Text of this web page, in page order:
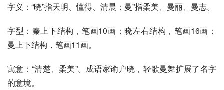
字义：“晓”指天明、懂得、清晨；曼”指柔美、曼丽、曼志。
字型：秦上下结构，笔画10画；晓左右结构，笔画16画；
曼上下结构，笔画11画。
寓意：“清楚、柔美”。成语家谕户晓，轻歌曼舞扩展了名字
的意境。